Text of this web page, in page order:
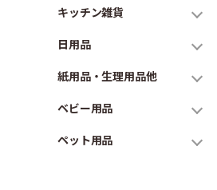
キッチン雑貨
日用品
紙用品・生理用品他
ベビー用品
ペット用品